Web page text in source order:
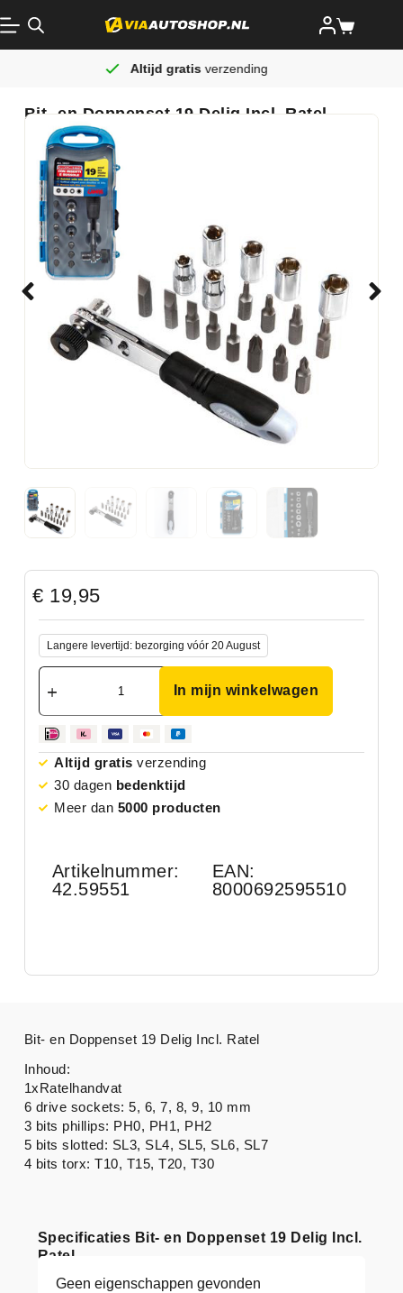
Altijd gratisverzending
Bit- en Doppenset 19 Delig Incl. Ratel
€ 19,95
Langere levertijd: bezorging vóór 20 August
In mijn winkelwagen
Altijd gratis verzending
30 dagen bedenktijd
Meer dan 5000 producten
Artikelnummer:
42.59551
EAN:
8000692595510
Specificaties Bit- en Doppenset 19 Delig Incl.
Ratel
Geen eigenschappen gevonden
Bit- en Doppenset 19 Delig Incl. Ratel
Inhoud:
1xRatelhandvat
6 drive sockets: 5, 6, 7, 8, 9, 10 mm
3 bits phillips: PH0, PH1, PH2
5 bits slotted: SL3, SL4, SL5, SL6, SL7
4 bits torx: T10, T15, T20, T30